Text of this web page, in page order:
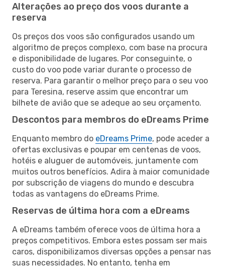
Alterações ao preço dos voos durante a
reserva
Os preços dos voos são configurados usando um
algoritmo de preços complexo, com base na procura
e disponibilidade de lugares. Por conseguinte, o
custo do voo pode variar durante o processo de
reserva. Para garantir o melhor preço para o seu voo
para Teresina, reserve assim que encontrar um
bilhete de avião que se adeque ao seu orçamento.
Descontos para membros do eDreams Prime
Enquanto membro do eDreams Prime, pode aceder a
ofertas exclusivas e poupar em centenas de voos,
hotéis e aluguer de automóveis, juntamente com
muitos outros benefícios. Adira à maior comunidade
por subscrição de viagens do mundo e descubra
todas as vantagens do eDreams Prime.
Reservas de última hora com a eDreams
A eDreams também oferece voos de última hora a
preços competitivos. Embora estes possam ser mais
caros, disponibilizamos diversas opções a pensar nas
suas necessidades. No entanto, tenha em